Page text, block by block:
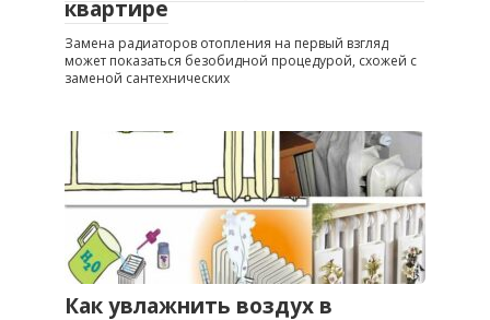
квартире
Замена радиаторов отопления на первый взгляд
может показаться безобидной процедурой, схожей с
заменой сантехнических
Как увлажнить воздух в